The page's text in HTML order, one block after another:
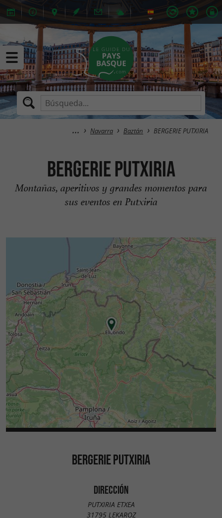
Navarra Baztán BERGERIE PUTXIRIA
BERGERIE PUTXIRIA
Montañas, aperitivos y grandes momentos para
sus eventos en Putxiria
BERGERIE PUTXIRIA
DIRECCIÓN
PUTXIRIA ETXEA
31795 LEKAROZ